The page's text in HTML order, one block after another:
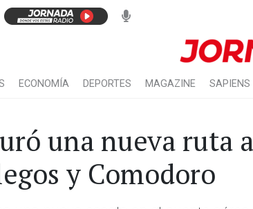
ECONOMÍA DEPORTES MAGAZINE SAPIENS
una nueva ruta
y Comodoro